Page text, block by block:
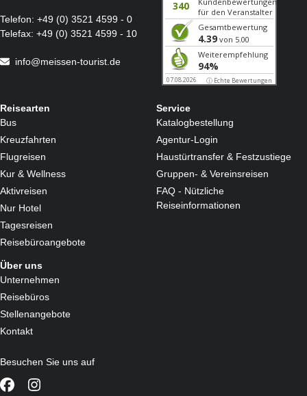
Telefon: +49 (0) 3521 4599 - 0
Telefax: +49 (0) 3521 4599 - 10
info@meissen-tourist.de
Reisearten
Bus
Kreuzfahrten
Flugreisen
Kur & Wellness
Aktivreisen
Nur Hotel
Tagesreisen
Reisebüroangebote
Service
Katalogbestellung
Agentur-Login
Haustürtransfer & Festzustiege
Gruppen- & Vereinsreisen
FAQ - Nützliche
Reiseinformationen
Über uns
Unternehmen
Reisebüros
Stellenangebote
Kontakt
Besuchen Sie uns auf